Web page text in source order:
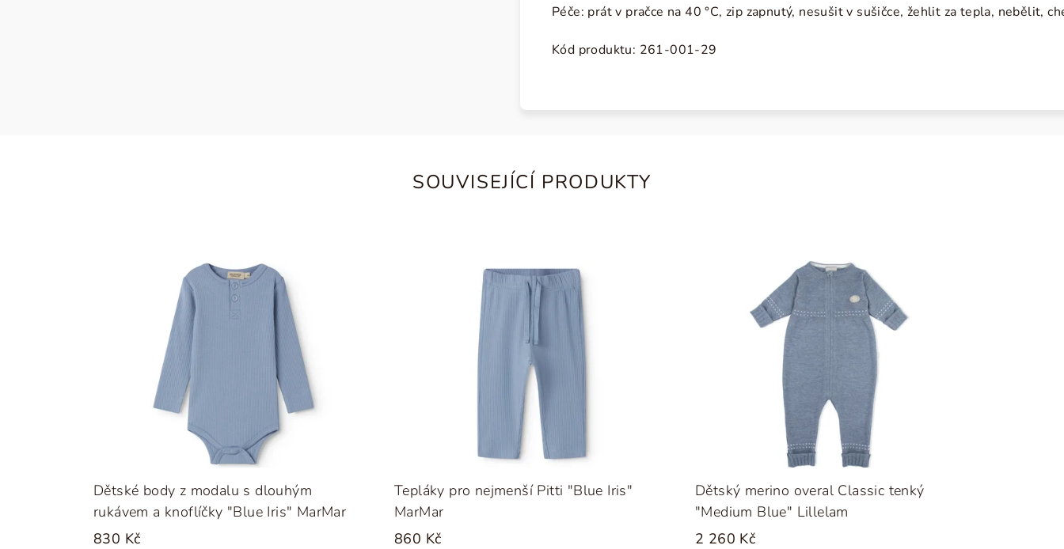
Péče: prát v pračce na 40 °C, zip zapnutý, nesušit v sušičce, žehlit za tepla, nebělit,
Kód produktu: 261-001-29
SOUVISEJÍCÍ PRODUKTY
Dětské body z modalu s dlouhým
rukávem a knoflíčky "Blue Iris" MarMar
830 Kč
Tepláky pro nejmenší Pitti "Blue Iris"
MarMar
860 Kč
Dětský merino overal Classic tenký
"Medium Blue" Lillelam
2 260 Kč